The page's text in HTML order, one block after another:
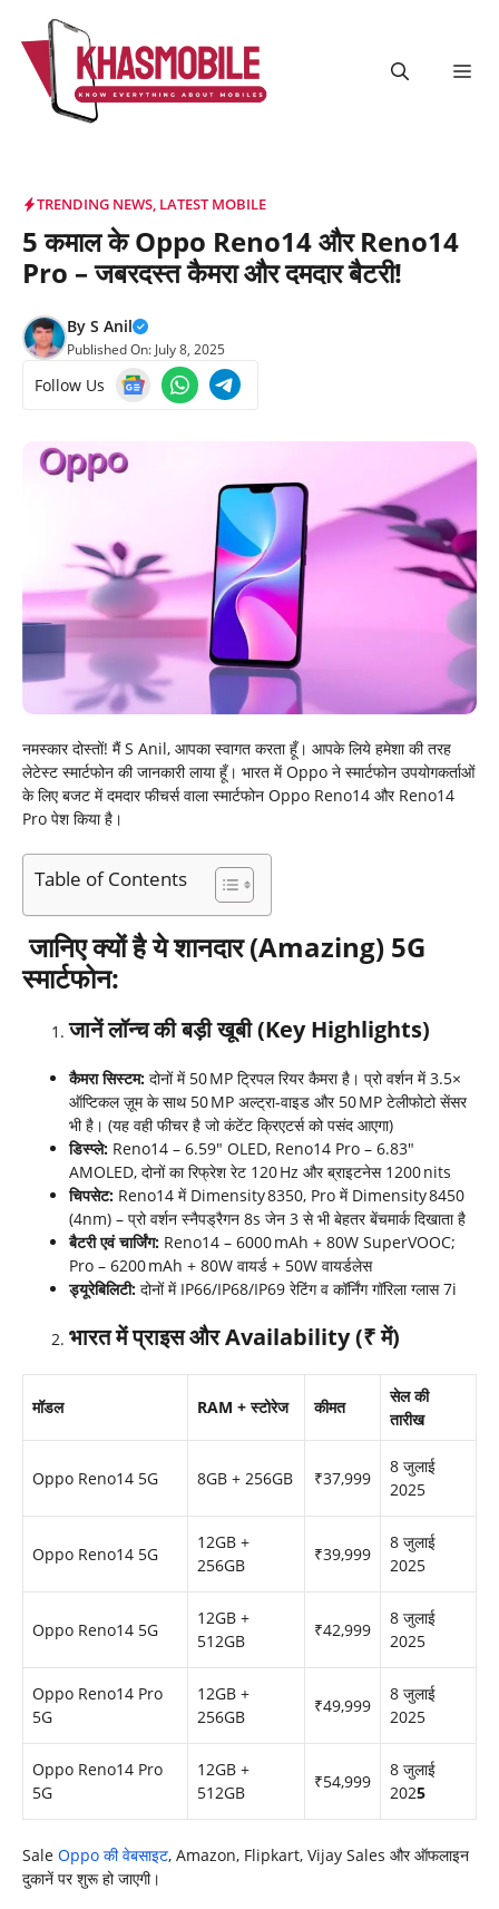
content
TRENDING NEWS, LATEST MOBILE
5 कमाल के Oppo Reno14 और Reno14
Pro – जबरदस्त कैमरा और दमदार बैटरी!
By S Anil
Published On: July 8, 2025
Follow Us
नमस्कार दोस्तों! मैं S Anil, आपका स्वागत करता हूँ। आपके लिये हमेशा की तरह
लेटेस्ट स्मार्टफोन की जानकारी लाया हूँ। भारत में Oppo ने स्मार्टफोन उपयोगकर्ताओं
के लिए बजट में दमदार फीचर्स वाला स्मार्टफोन Oppo Reno14 और Reno14
Pro पेश किया है।
Table of Contents
जानिए क्यों है ये शानदार (Amazing) 5G
स्मार्टफोन:
जानें लॉन्च कीबड़ी खूबी (Key Highlights)
कैमरा सिस्टम: दोनों में 50 MP ट्रिपल रियर कैमरा है। प्रो वर्शन में 3.5×
ऑप्टिकल ज़ूम के साथ 50 MP अल्ट्रा-वाइड और 50 MP टेलीफोटो सेंसर
भी है। (यह वही फीचर है जो कंटेंट क्रिएटर्स को पसंद आएगा)
डिस्प्ले: Reno14 – 6.59″ OLED, Reno14 Pro – 6.83″
AMOLED, दोनों का रिफ्रेश रेट 120 Hz और ब्राइटनेस 1200 nits
चिपसेट: Reno14 में Dimensity 8350, Pro में Dimensity 8450
(4nm) – प्रो वर्शन स्नैपड्रैगन 8s जेन 3 से भी बेहतर बेंचमार्क दिखाता है
बैटरी एवं चार्जिंग: Reno14 – 6000 mAh + 80W SuperVOOC;
Pro – 6200 mAh + 80W वायर्ड + 50W वायर्डलेस
ड्यूरेबिलिटी: दोनों में IP66/IP68/IP69 रेटिंग व कॉर्निंग गॉरिला ग्लास 7i
भारत में प्राइस औरAvailability (₹में)
मॉडल RAM + स्टोरेज कीमत
सेल की
तारीख
Oppo Reno14 5G 8GB + 256GB ₹37,999
8 जुलाई
2025
Oppo Reno14 5G
12GB +
256GB
₹39,999
8 जुलाई
2025
Oppo Reno14 5G
12GB +
512GB
₹42,999
8 जुलाई
2025
Oppo Reno14 Pro
5G
12GB +
256GB
₹49,999
8 जुलाई
2025
Oppo Reno14 Pro
5G
12GB +
512GB
₹54,999
8 जुलाई
2025
Sale Oppo की वेबसाइट, Amazon, Flipkart, Vijay Sales और ऑफलाइन
दुकानें पर शुरू हो जाएगी।